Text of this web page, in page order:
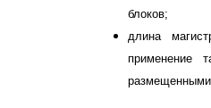
блоков;
длина
применение